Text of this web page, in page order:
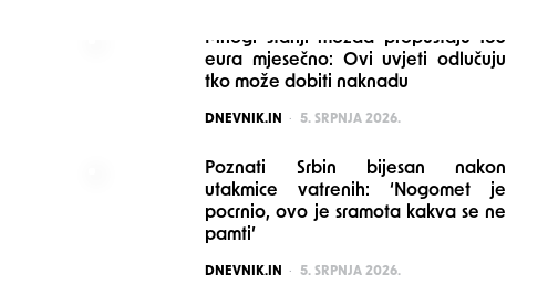
Mnogi stariji možda propuštaju 160
eura mjesečno: Ovi uvjeti odlučuju
tko može dobiti naknadu
POSTED
DNEVNIK.IN 5. SRPNJA 2026.
Poznati Srbin bijesan nakon
utakmice vatrenih: ‘Nogomet je
pocrnio, ovo je sramota kakva se ne
pamti’
POSTED
DNEVNIK.IN 5. SRPNJA 2026.